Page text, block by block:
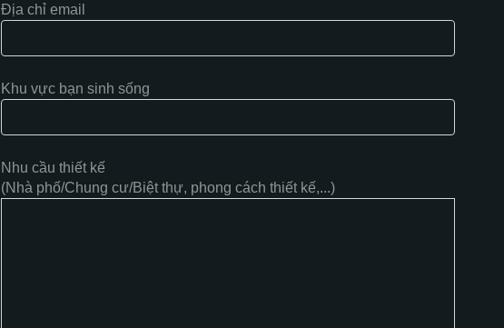
Địa chỉ email
Khu vực bạn sinh sống
Nhu cầu thiết kế
(Nhà phố/Chung cư/Biệt thự, phong cách thiết kế,...)